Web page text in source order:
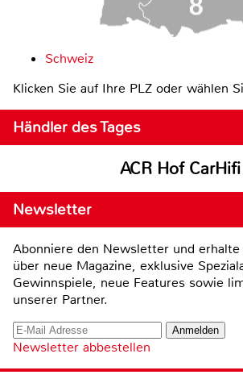
Schweiz
Klicken Sie auf Ihre PLZ oder wählen
Händler des Tages
ACR Hof CarHifi
Newsletter
Abonniere den Newsletter und
über neue Magazine, exklusive
Gewinnspiele, neue Features sowie
unserer Partner.
Newsletter abbestellen